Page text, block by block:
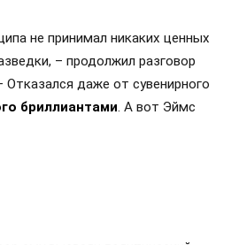
не принимал никаких ценных
– продолжил разговор
Отказался даже от сувенирного
бриллиантами. А вот Эймс